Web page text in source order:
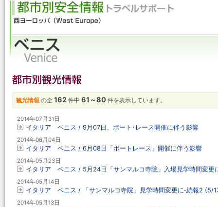
観光情報 の全 162 件中 61～80 件を表示しています。
2014年07月31日
イタリア ベニス / 9月07日、ボート･レース開催に伴う影響
2014年06月04日
イタリア ベニス / 6月08日「ボートレース」開催に伴う影響
2014年05月23日
イタリア ベニス / 5月24日「サンマルコ寺院」入場見学時間変更
2014年05月14日
イタリア ベニス / 「サンマルコ寺院」見学時間変更に‐続報2 (5/
2014年05月13日